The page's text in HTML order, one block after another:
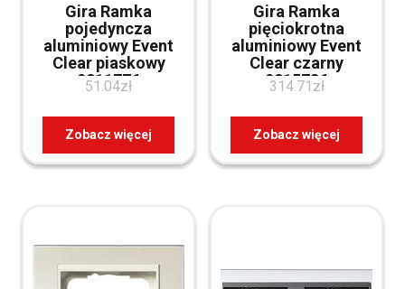
Gira Ramka
pojedyncza
aluminiowy Event
Clear piaskowy
0211776
51.04zł
Zobacz więcej
Gira Ramka
pięciokrotna
aluminiowy Event
Clear czarny
0215736
314.71 zł
Zobacz więcej